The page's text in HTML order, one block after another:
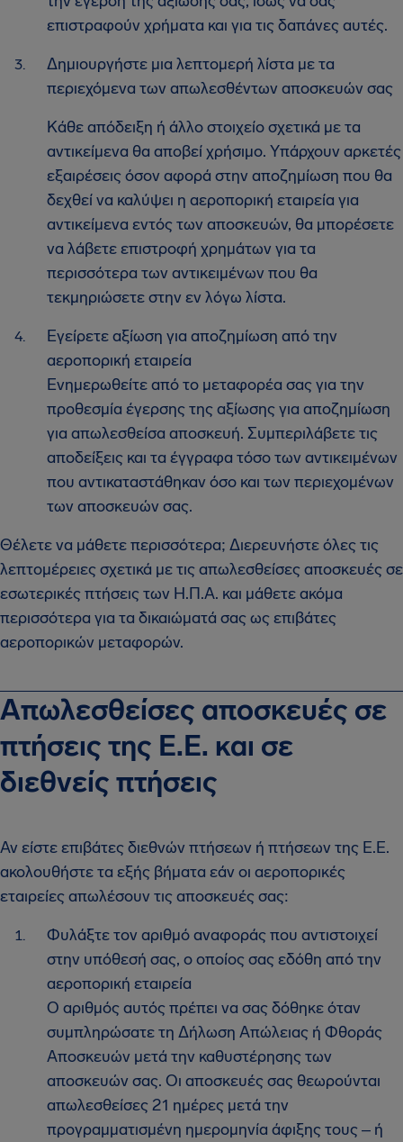
επιστραφούν χρήματα και για τις δαπάνες αυτές.
Δημιουργήστε μια λεπτομερή λίστα με τα
περιεχόμενα των απωλεσθέντων αποσκευών σας
Κάθε απόδειξη ή άλλο στοιχείο σχετικά με τα
αντικείμενα θα αποβεί χρήσιμο. Υπάρχουν αρκετές
εξαιρέσεις όσον αφορά στην αποζημίωση που θα
δεχθεί να καλύψει η αεροπορική εταιρεία για
αντικείμενα εντός των αποσκευών, θα μπορέσετε
να λάβετε επιστροφή χρημάτων για τα
περισσότερα των αντικειμένων που θα
τεκμηριώσετε στην εν λόγω λίστα.
Εγείρετε αξίωση για αποζημίωση από την
αεροπορική εταιρεία
Ενημερωθείτε από το μεταφορέα σας για την
προθεσμία έγερσης της αξίωσης για αποζημίωση
για απωλεσθείσα αποσκευή. Συμπεριλάβετε τις
αποδείξεις και τα έγγραφα τόσο των αντικειμένων
που αντικαταστάθηκαν όσο και των περιεχομένων
των αποσκευών σας.
Θέλετε να μάθετε περισσότερα; Διερευνήστε όλες τις
λεπτομέρειες σχετικά με τις απωλεσθείσες αποσκευές σε
εσωτερικές πτήσεις των Η.Π.Α. και μάθετε ακόμα
περισσότερα για τα δικαιώματά σας ως επιβάτες
αεροπορικών μεταφορών.
Απωλεσθείσες αποσκευές σε
πτήσεις της Ε.Ε. και σε
διεθνείς πτήσεις
Αν είστε επιβάτες διεθνών πτήσεων ή πτήσεων της Ε.Ε.
ακολουθήστε τα εξής βήματα εάν οι αεροπορικές
εταιρείες απωλέσουν τις αποσκευές σας:
Φυλάξτε τον αριθμό αναφοράς που αντιστοιχεί
στην υπόθεσή σας, ο οποίος σας εδόθη από την
αεροπορική εταιρεία
Ο αριθμός αυτός πρέπει να σας δόθηκε όταν
συμπληρώσατε τη Δήλωση Απώλειας ή Φθοράς
Αποσκευών μετά την καθυστέρησης των
αποσκευών σας. Οι αποσκευές σας θεωρούνται
απωλεσθείσες 21 ημέρες μετά την
προγραμματισμένη ημερομηνία άφιξης τους ‒ ή